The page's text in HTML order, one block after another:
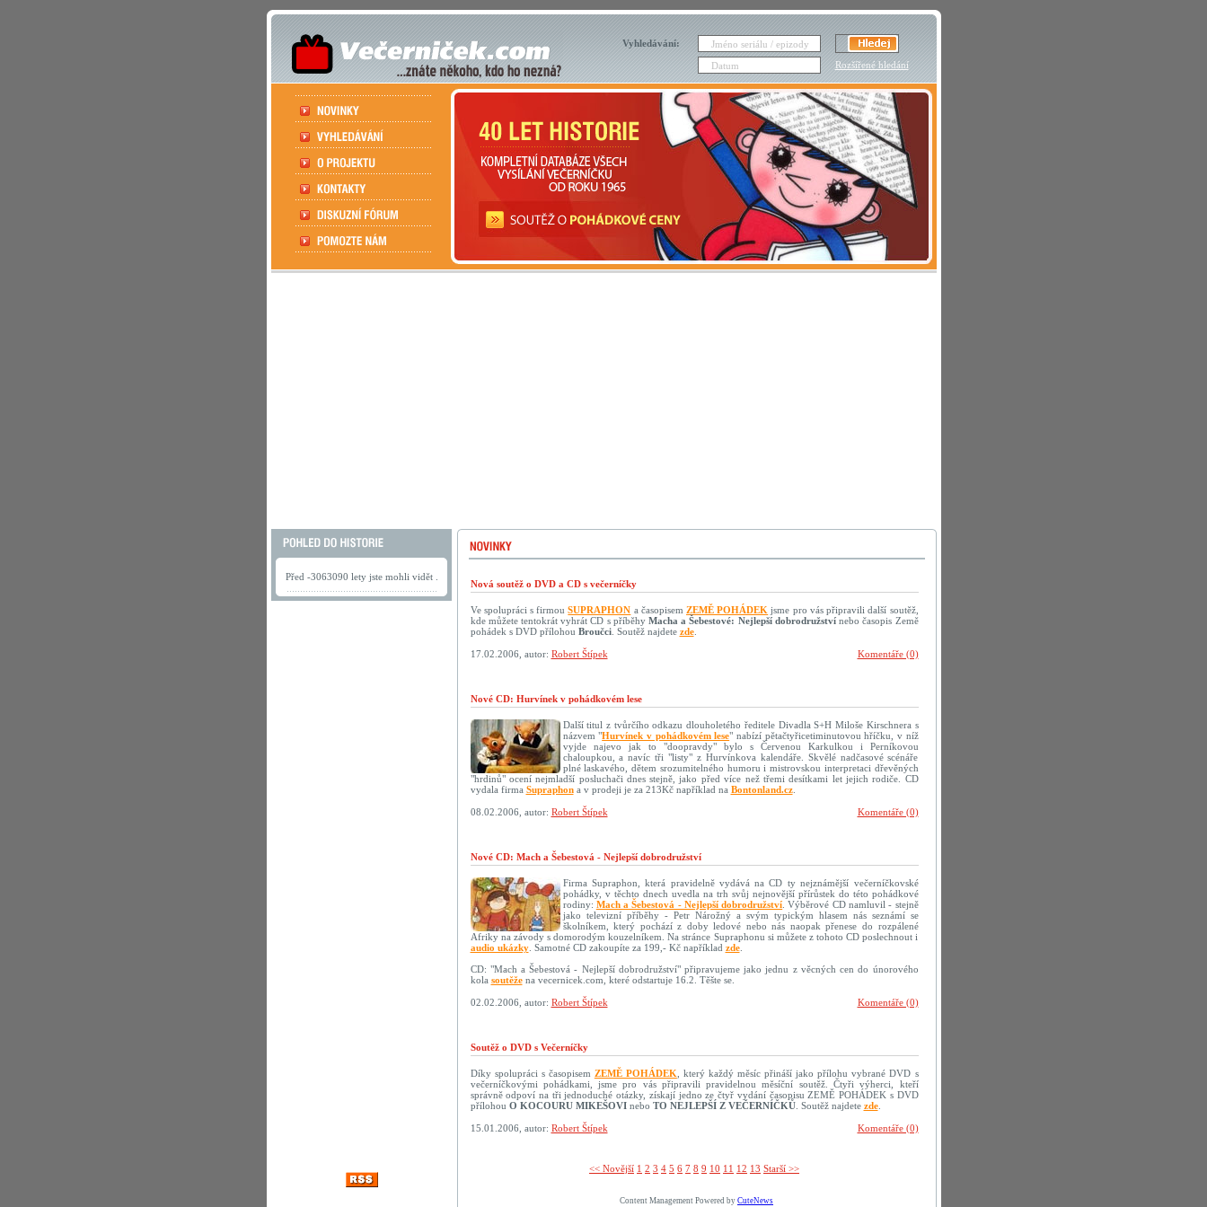
Vyhledávání:
Rozšířené hledání
Před -3063090 lety jste mohli vidět .
Nová soutěž o DVD a CD s večerníčky
Ve spolupráci s firmouSUPRAPHON a časopisemZEMĚ POHÁDEK jsme pro vás připravili další soutěž,
kde můžete tentokrát vyhrát CD s příběhy Macha a Šebestové: Nejlepší dobrodružstvínebo časopis Země
pohádek s DVD přílohou Broučci. Soutěž najdete zde.
Komentáře (0)
17.02.2006, autor: Robert Štípek
Nové CD: Hurvínek v pohádkovém lese
Další titul z tvůrčího odkazu dlouholetého ředitele Divadla S+H Miloše Kirschnera s
názvem "Hurvínek v pohádkovém lese" nabízí pětačtyřicetiminutovou hříčku, v níž
vyjde najevo jak to "doopravdy" bylo s Červenou Karkulkou i Perníkovou
chaloupkou, a navíc tři "listy" z Hurvínkova kalendáře. Skvělé nadčasové scénáře
plné laskavého, dětem srozumitelného humoru i mistrovskou interpretaci dřevěných
"hrdinů" ocení nejmladší posluchači dnes stejně, jako před více než třemi desítkami let jejich rodiče. CD
vydala firma Supraphona v prodeji je za 213Kč například na Bontonland.cz.
Komentáře (0)
08.02.2006, autor: Robert Štípek
Nové CD: Mach a Šebestová - Nejlepší dobrodružství
Firma Supraphon, která pravidelně vydává na CD ty nejznámější večerníčkovské
pohádky, v těchto dnech uvedla na trh svůj nejnovější přírůstek do této pohádkové
rodiny: Mach a Šebestová - Nejlepší dobrodružství . Výběrové CD namluvil - stejně
jako televizní příběhy - Petr Nárožný a svým typickým hlasem nás seznámí se
školníkem, který pochází z doby ledové nebo nás naopak přenese do rozpálené
Afriky na závody s domorodým kouzelníkem. Na stránce Supraphonu si můžete z tohoto CD poslechnout i
audio ukázky. Samotné CD zakoupíte za 199,- Kč například zde.
CD: "Mach a Šebestová - Nejlepší dobrodružství" připravujeme jako jednu z věcných cen do únorového
kola soutěžena vecernicek.com, které odstartuje 16.2. Těšte se.
Komentáře (0)
02.02.2006, autor: Robert Štípek
Soutěž o DVD s Večerníčky
Díky spolupráci s časopisem ZEMĚ POHÁDEK , který každý měsíc přináší jako přílohu vybrané DVD s
večerníčkovými pohádkami, jsme pro vás připravili pravidelnou měsíční soutěž. Čtyři výherci, kteří
správně odpoví na tři jednoduché otázky, získají jedno ze čtyř vydání časopisu ZEMĚ POHÁDEK s DVD
přílohou O KOCOURU MIKEŠOVInebo TO NEJLEPŠÍ Z VEČERNÍČKŮ. Soutěž najdete zde.
Komentáře (0)
15.01.2006, autor: Robert Štípek
<< Novější­ 1 2 3 4 5 6 7 8 9 10 11 12 13 Starší >>
Content Management Powered by CuteNews